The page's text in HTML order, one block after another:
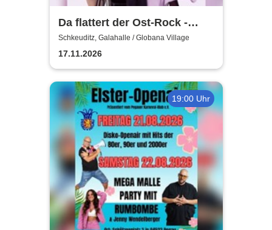
Da flattert der Ost-Rock -
H.Blank, A. Geißler, R.
Köbernick
Schkeuditz, Galahalle / Globana Village
17.11.2026
19:00 Uhr